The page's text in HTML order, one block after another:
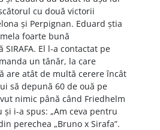
cu două victorii
și Perpignan. Eduard știa
foarte bună
El l-a contactat pe
un tânăr, la care
are atât de multă cerere încât
să depună 60 de ouă pe
nimic până când Friedhelm
i-a spus: „Am ceva pentru
perechea „Bruno x Sirafa”.